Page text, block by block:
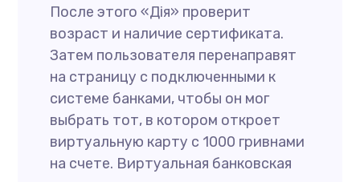
После этого «Дія» проверит
возраст и наличие сертификата.
Затем пользователя перенаправят
на страницу с подключенными к
системе банками, чтобы он мог
выбрать тот, в котором откроет
виртуальную карту с 1000 гривнами
на счете. Виртуальная банковская